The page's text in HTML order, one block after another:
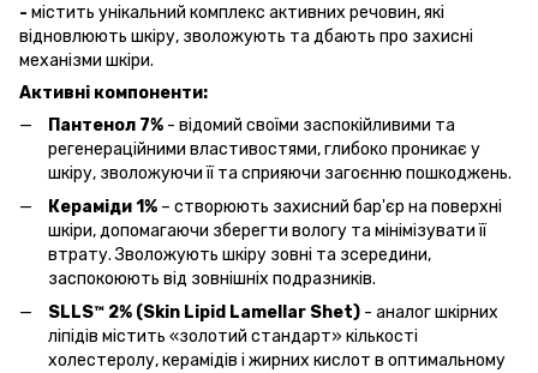
- містить унікальний комплекс активних речовин, які
відновлюють шкіру, зволожують та дбають про захисні
механізми шкіри.
Активні компоненти:
Пантенол 7% - відомий своїми заспокійливими та
регенераційними властивостями, глибоко проникає у
шкіру, зволожуючи її та сприяючи загоєнню пошкоджень.
Кераміди 1% – створюють захисний бар'єр на поверхні
шкіри, допомагаючи зберегти вологу та мінімізувати її
втрату. Зволожують шкіру зовні та зсередини,
заспокоюють від зовнішніх подразників.
SLLS™ 2% (Skin Lipid Lamellar Shet) - аналог шкірних
ліпідів містить «золотий стандарт» кількості
холестеролу, керамідів і жирних кислот в оптимальному